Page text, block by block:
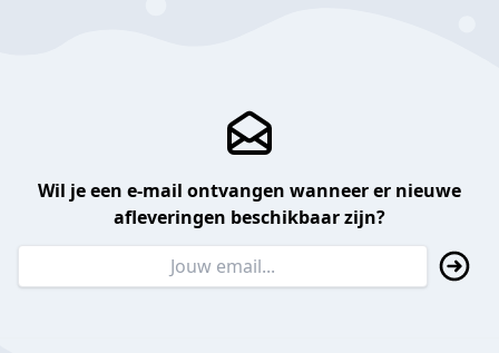
Wil je een e-mail ontvangen wanneer er nieuwe
afleveringen beschikbaar zijn?